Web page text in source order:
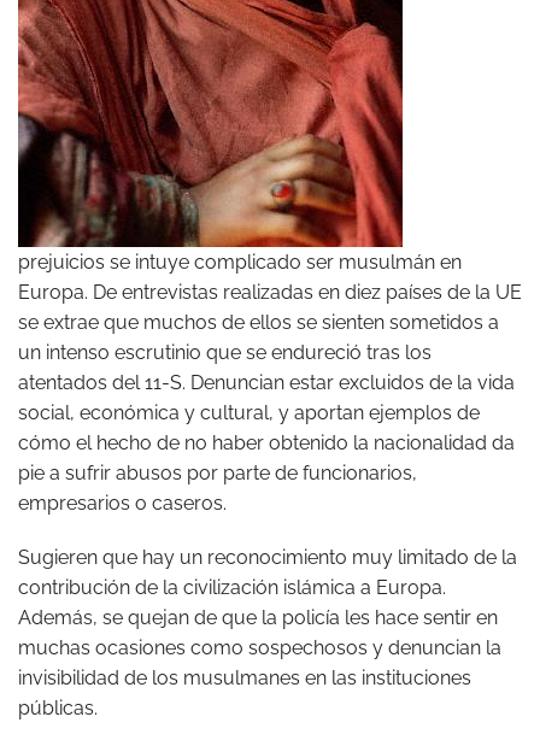
prejuicios se intuye complicado ser musulmán en
Europa. De entrevistas realizadas en diez países de la UE
se extrae que muchos de ellos se sienten sometidos a
un intenso escrutinio que se endureció tras los
atentados del 11-S. Denuncian estar excluidos de la vida
social, económica y cultural, y aportan ejemplos de
cómo el hecho de no haber obtenido la nacionalidad da
pie a sufrir abusos por parte de funcionarios,
empresarios o caseros.
Sugieren que hay un reconocimiento muy limitado de la
contribución de la civilización islámica a Europa.
Además, se quejan de que la policía les hace sentir en
muchas ocasiones como sospechosos y denuncian la
invisibilidad de los musulmanes en las instituciones
públicas.